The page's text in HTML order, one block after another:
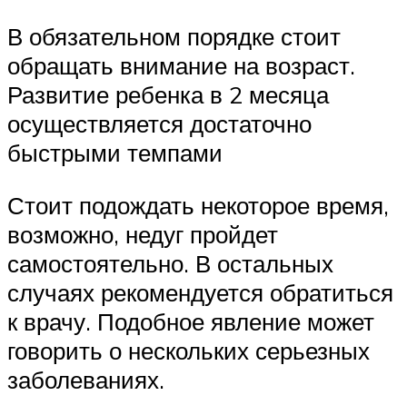
В обязательном порядке стоит
обращать внимание на возраст.
Развитие ребенка в 2 месяца
осуществляется достаточно
быстрыми темпами
Стоит подождать некоторое время,
возможно, недуг пройдет
самостоятельно. В остальных
случаях рекомендуется обратиться
к врачу. Подобное явление может
говорить о нескольких серьезных
заболеваниях.